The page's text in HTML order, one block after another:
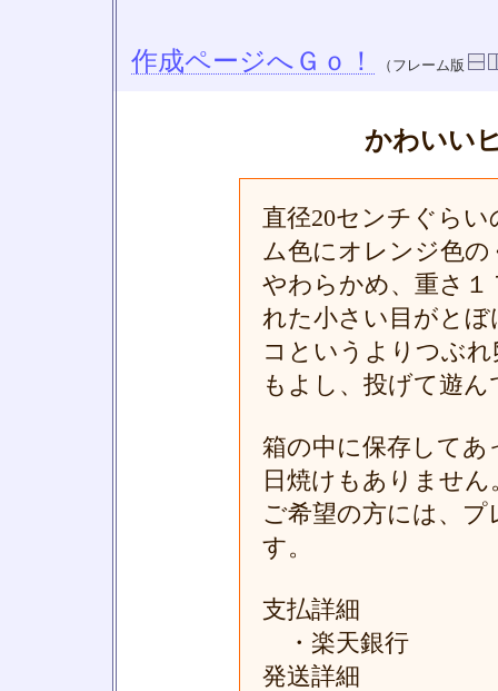
作成ページへＧｏ！ （フレーム版
かわいい
直径20センチぐら
ム色にオレンジ色
やわらかめ、重さ１
れた小さい目がと
コというよりつぶ
もよし、投げて遊ん
箱の中に保存してあ
日焼けもありません
ご希望の方には、
す。
支払詳細
・楽天銀行
発送詳細